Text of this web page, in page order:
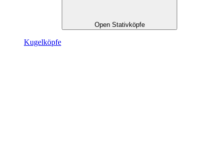
Open Stativköpfe
Kugel­köpfe